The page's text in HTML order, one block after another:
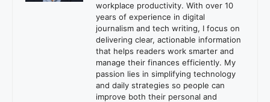
workplace productivity. With over 10
years of experience in digital
journalism and tech writing, I focus on
delivering clear, actionable information
that helps readers work smarter and
manage their finances efficiently. My
passion lies in simplifying technology
and daily strategies so people can
improve both their personal and